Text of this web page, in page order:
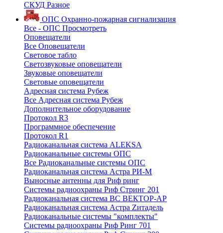
СКУД Разное
ОПС Охранно-пожарная сигнализация
Все - ОПС Просмотреть
Оповещатели
Все Оповещатели
Световое табло
Светозвуковые оповещатели
Звуковые оповещатели
Световые оповещатели
Адресная система Рубеж
Все Адресная система Рубеж
Дополнительное оборудование
Протокол R3
Программное обеспечение
Протокол R1
Радиоканальная система ALEKSA
Радиоканальные системы ОПС
Все Радиоканальные системы ОПС
Радиоканальная система Астра РИ-М
Выносные антенны для Риф ринг
Системы радиоохраны Риф Стринг 201
Радиоканальная система ВС ВЕКТОР-АР
Радиоканальная система Астра Zитадель
Радиоканальные системы "комплекты"
Системы радиоохраны Риф Ринг 701